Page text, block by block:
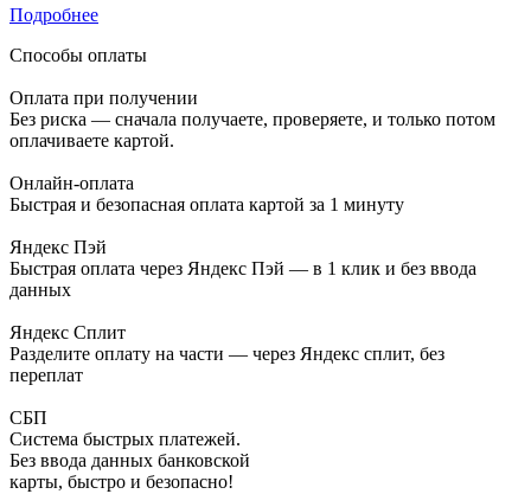
Подробнее
Способы оплаты
Оплата при получении
Без риска — сначала получаете, проверяете, и только потом
оплачиваете картой.
Онлайн-оплата
Быстрая и безопасная оплата картой за 1 минуту
Яндекс Пэй
Быстрая оплата через Яндекс Пэй — в 1 клик и без ввода
данных
Яндекс Сплит
Разделите оплату на части — через Яндекс сплит, без
переплат
СБП
Система быстрых платежей.
Без ввода данных банковской
карты, быстро и безопасно!